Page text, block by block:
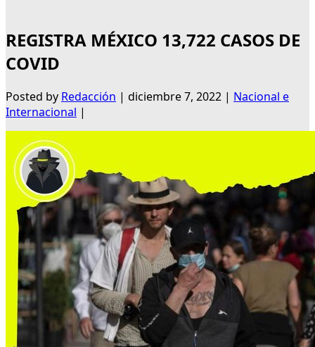
REGISTRA MÉXICO 13,722 CASOS DE
COVID
Posted by Redacción | diciembre 7, 2022 | Nacional e
Internacional |